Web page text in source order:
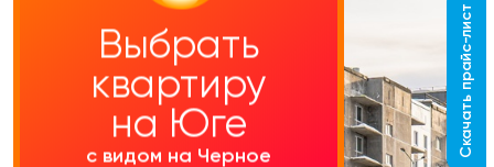
Скачать прайс-лист
Выбрать
квартиру
на Юге
с видом на Черное